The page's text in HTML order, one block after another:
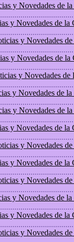
y Novedades de
y Novedades de la
y Novedades
y Novedades de la
y Novedades de
y Novedades de
y Novedades de
y Novedades de la
y Novedades
y Novedades de la
y Novedades
y Novedades de
y Novedades de la
y Novedades